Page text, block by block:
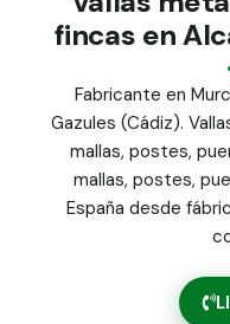
Malla ganadera
Malla triple
Panel malla H.
Puerta abatible
Puerta acceso
Poste malla
Poste malla
Alambre de
Alambre liso
Malla
Abrazadera
fincas en
Fabricante en
Gazules (Cádiz).
mallas, postes,
mallas, postes,
España desde